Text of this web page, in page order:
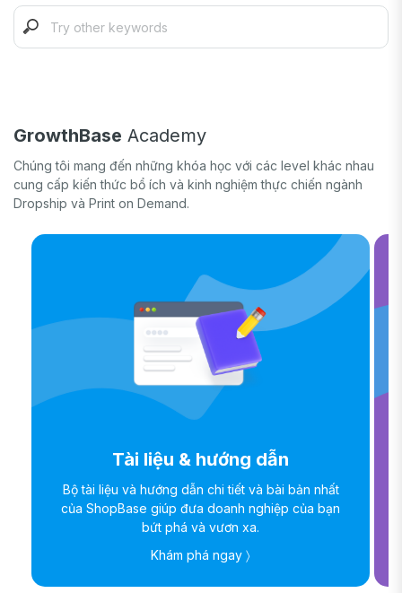
GrowthBase Academy
Chúng tôi mang đến những khóa học với các level khác nhau
cung cấp kiến thức bổ ích và kinh nghiệm thực chiến ngành
Dropship và Print on Demand.
Tài liệu & hướng dẫn
Bộ tài liệu và hướng dẫn chi tiết và bài bản nhất
của ShopBase giúp đưa doanh nghiệp của bạn
bứt phá và vươn xa.
Khám phá ngay 〉